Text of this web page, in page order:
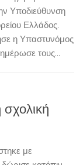
Υποδιεύθυνση
Ελλάδος.
η Υπαστυνόμος
τους...
με